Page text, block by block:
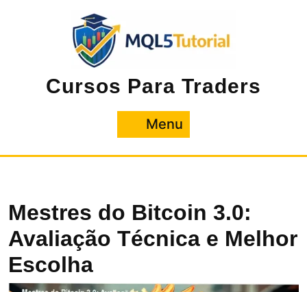
Cursos Para Traders
Menu
Mestres do Bitcoin 3.0:
Avaliação Técnica e Melhor
Escolha